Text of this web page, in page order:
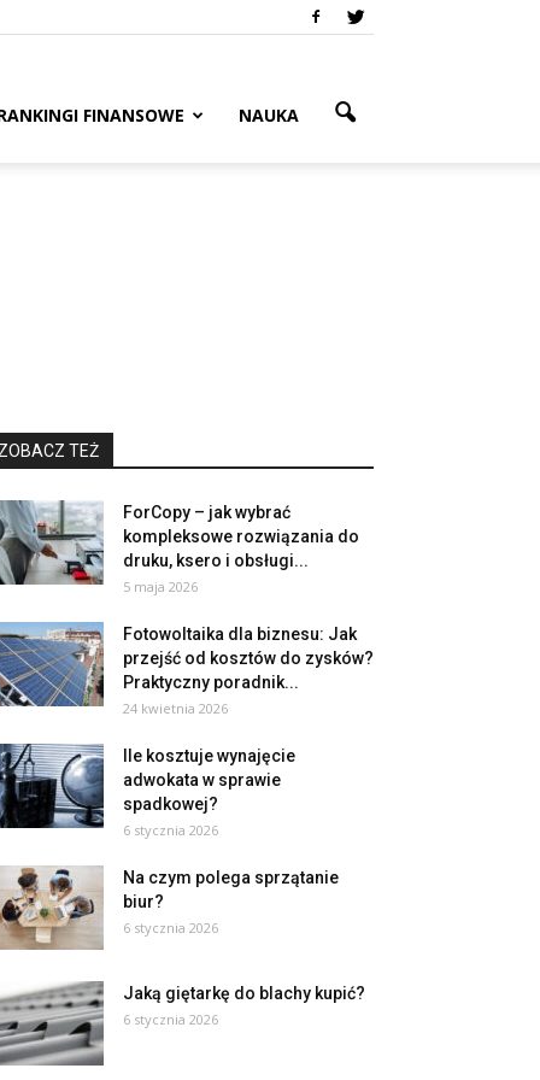
FINANSOWE NAUKA
ZOBACZ TEŻ
ForCopy – jak wybrać
kompleksowe rozwiązania do
druku, ksero i obsługi...
5 maja 2026
Fotowoltaika dla biznesu: Jak
przejść od kosztów do zysków?
Praktyczny poradnik...
24 kwietnia 2026
Ile kosztuje wynajęcie
adwokata w sprawie
spadkowej?
6 stycznia 2026
Na czym polega sprzątanie
biur?
6 stycznia 2026
Jaką giętarkę do blachy kupić?
6 stycznia 2026